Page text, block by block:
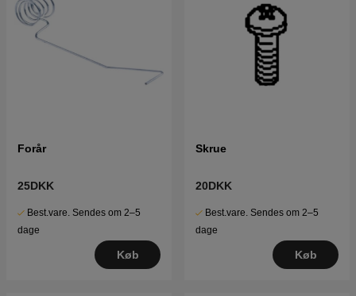
Forår
25DKK
Best.vare. Sendes om 2–5
dage
Køb
Skrue
20DKK
Best.vare. Sendes om 2–5
dage
Køb